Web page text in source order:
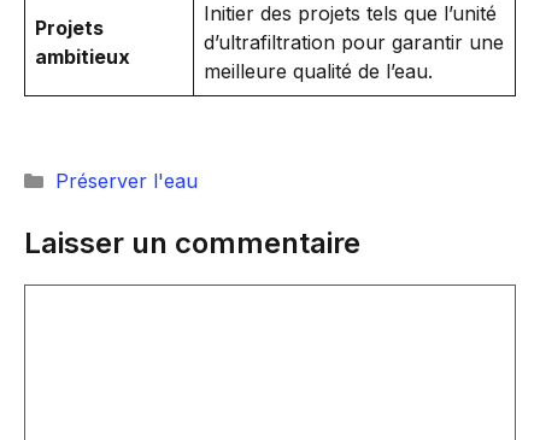
Projets
ambitieux
Initier des projets tels que l’unité
d’ultrafiltration pour garantir une
meilleure qualité de l’eau.
Catégories
Préserver l'eau
Laisser un commentaire